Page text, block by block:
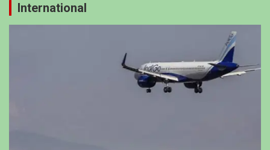
International